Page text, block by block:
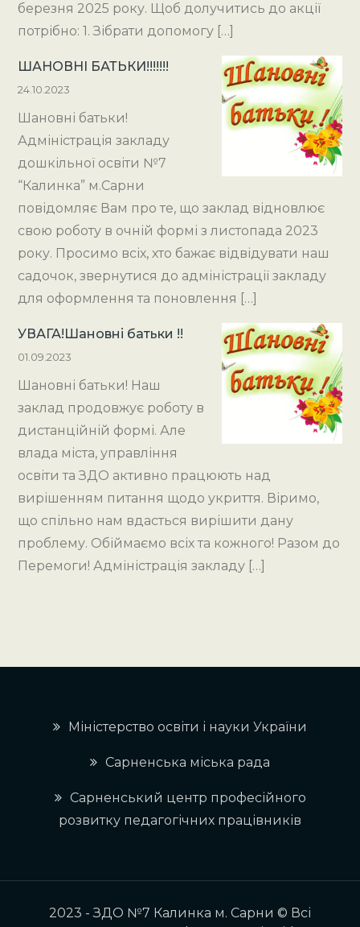
березня 2025 року. Щоб долучитись до акції
потрібно: 1. Зібрати допомогу […]
ШАНОВНІ БАТЬКИ!!!!!!!
24.10.2023
Шановні батьки!
Адміністрація закладу
дошкільної освіти №7
“Калинка” м.Сарни
повідомляє Вам про те, що заклад відновлює
свою роботу в очній формі з листопада 2023
року. Просимо всіх, хто бажає відвідувати наш
садочок, звернутися до адміністрації закладу
для оформлення та поновлення […]
УВАГА!Шановні батьки !!
01.09.2023
Шановні батьки! Наш
заклад продовжує роботу в
дистанційній формі. Але
влада міста, управління
освіти та ЗДО активно працюють над
вирішенням питання щодо укриття. Віримо,
що спільно нам вдасться вирішити дану
проблему. Обіймаємо всіх та кожного! Разом до
Перемоги! Адміністрація закладу […]
Міністерство освіти і науки України
Сарненська міська рада
Сарненський центр професійного
розвитку педагогічних працівників
2023 - ЗДО №7 Калинка м. Сарни © Всі